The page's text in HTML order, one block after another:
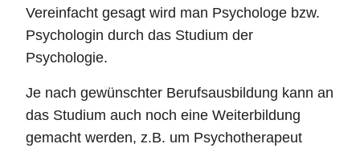
Vereinfacht gesagt wird man Psychologe bzw.
Psychologin durch das Studium der
Psychologie.
Je nach gewünschter Berufsausbildung kann an
das Studium auch noch eine Weiterbildung
gemacht werden, z.B. um Psychotherapeut